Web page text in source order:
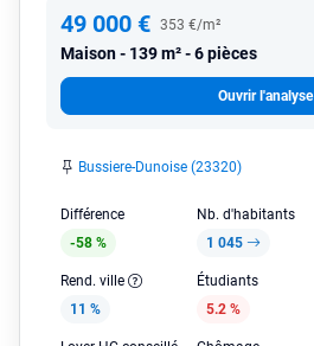
49 000 € 353 €/m²
Maison 139 m² - 6 pièces
Ouvrir l'analyse
Bussiere-Dunoise (23320)
Différence
-58 %
Nb. d'habitants
1 045
Rend. ville
11 %
Étudiants
5.2 %